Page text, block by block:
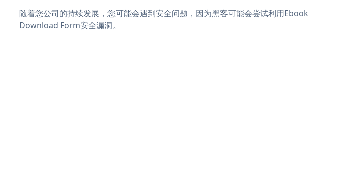
随着您公司的持续发展，您可能会遇到安全问题，因为黑客可能会尝试利用Ebook
Download Form安全漏洞。